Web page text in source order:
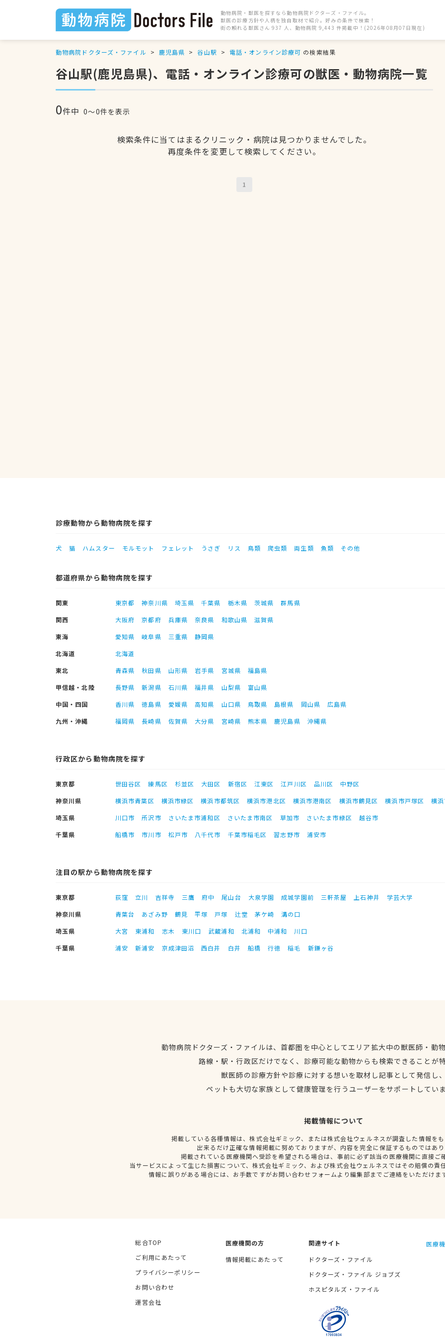
動物病院・獣医を探すなら動物病院ドクターズ・ファイル。
獣医の診療方針や人柄を独自取材で紹介。好みの条件で検索！
街の頼れる獣医さん 937 人、動物病院 9,443 件掲載中！(2026年08月07日現在)
動物病院ドクターズ・ファイル 鹿児島県 谷山駅 電話・オンライン診療可 の検索結果
谷山駅(鹿児島県)、電話・オンライン診療可の獣医・動物病院一覧
0件中 0〜0件を表示
検索条件に当てはまるクリニック・病院は見つかりませんでした。
再度条件を変更して検索してください。
1
診療動物から動物病院を探す
犬 猫 ハムスター モルモット フェレット うさぎ リス 鳥類 爬虫類 両生類 魚類 その他
都道府県から動物病院を探す
関東 東京都 神奈川県 埼玉県 千葉県 栃木県 茨城県
群馬県
関西
大阪府 京都府 兵庫県 奈良県 和歌山県
滋賀県
東海
愛知県 岐阜県 三重県
静岡県
北海道
北海道
東北
青森県 秋田県 山形県 岩手県 宮城県
福島県
甲信越・北陸
長野県 新潟県 石川県 福井県 山梨県
富山県
中国・四国
香川県 徳島県 愛媛県 高知県 山口県 鳥取県 島根県 岡山県
広島県
九州・沖縄
福岡県 長崎県 佐賀県 大分県 宮崎県 熊本県 鹿児島県 沖縄県
行政区から動物病院を探す
東京都 世田谷区 練馬区 杉並区 大田区 新宿区 江東区 江戸川区 品川区
中野区
神奈川県
横浜市青葉区 横浜市緑区 横浜市都筑区 横浜市港北区 横浜市港南区 横浜市鶴見区 横浜市戸塚区
横
埼玉県
川口市 所沢市 さいたま市浦和区 さいたま市南区 草加市 さいたま市緑区
越谷市
千葉県
船橋市 市川市 松戸市 八千代市 千葉市稲毛区 習志野市 浦安市
注目の駅から動物病院を探す
東京都 荻窪 立川 吉祥寺 三鷹 府中 尾山台 大泉学園 成城学園前 三軒茶屋 上石神井
学芸大学
神奈川県
青葉台 あざみ野 鶴見 平塚 戸塚 辻堂 茅ケ崎
溝の口
埼玉県
大宮 東浦和 志木 東川口 武蔵浦和 北浦和 中浦和
川口
千葉県
浦安 新浦安 京成津田沼 西白井 白井 船橋 行徳 稲毛 新鎌ヶ谷
動物病院ドクターズ・ファイルは、首都圏を中心としてエリア拡大中の獣医師・動
路線・駅・行政区だけでなく、診療可能な動物からも検索できることが
獣医師の診療方針や診療に対する想いを取材し記事として発信し
ペットも大切な家族として健康管理を行うユーザーをサポートしてい
掲載情報について
掲載している各種情報は、株式会社ギミック、または株式会社ウェルネスが調査した情報を
出来るだけ正確な情報掲載に努めておりますが、内容を完全に保証するものではあ
掲載されている医療機関へ受診を希望される場合は、事前に必ず該当の医療機関に直接ご
当サービスによって生じた損害について、株式会社ギミック、および株式会社ウェルネスではその賠償の責
情報に誤りがある場合には、お手数ですがお問い合わせフォームより編集部までご連絡をいただけま
総合TOP
ご利用にあたって
プライバシーポリシー
お問い合わせ
運営会社
医療機関の方
情報掲載にあたって
関連サイト
ドクターズ・ファイル
ドクターズ・ファイル ジョブズ
ホスピタルズ・ファイル
医療